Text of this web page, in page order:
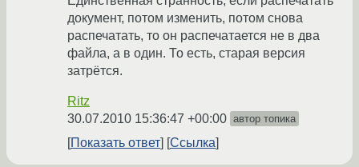
документ, потом изменить, потом снова
распечатать, то он распечатается не в два
файла, а в один. То есть, старая версия
затрётся.
Ritz
30.07.2010 15:36:47 +00:00 автор топика
Показать ответ Ссылка